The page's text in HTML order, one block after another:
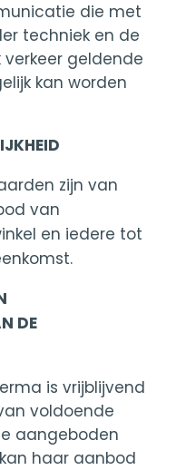
die met
techniek en de
geldende
kan worden
zijn van
van
en iedere tot
DE
is vrijblijvend
voldoende
aangeboden
haar aanbod